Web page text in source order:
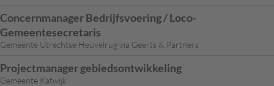
Concernmanager Bedrijfsvoering / Loco-
Gemeentesecretaris
Gemeente Utrechtse Heuvelrug via Geerts & Partners
Projectmanager gebiedsontwikkeling
Gemeente Katwijk